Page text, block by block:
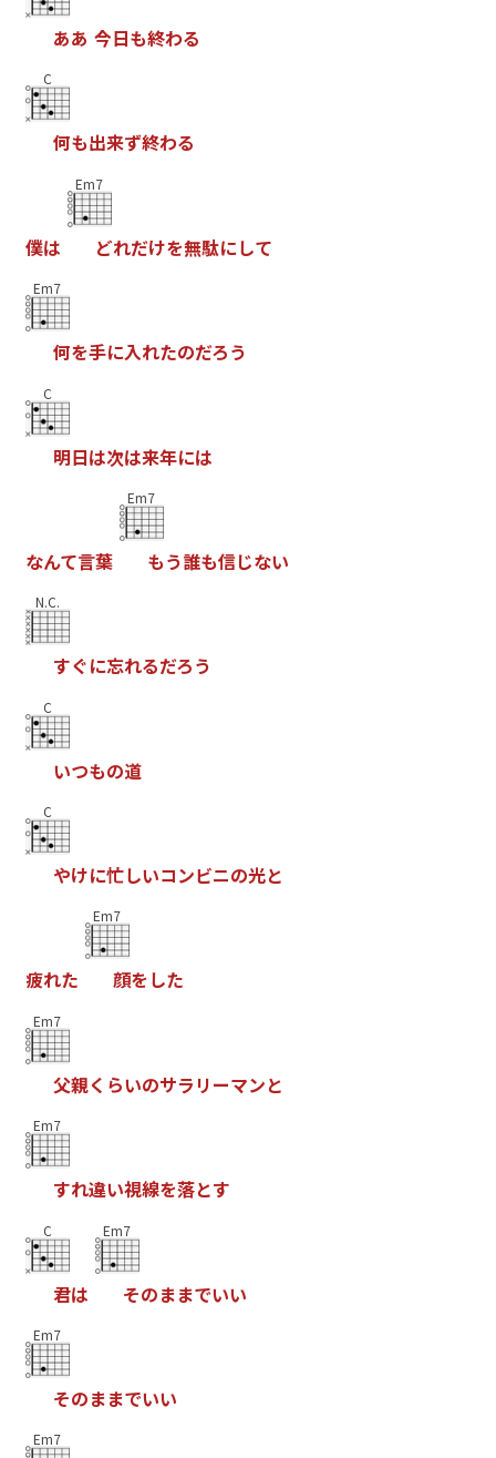
ああ 今日も終わる
C
何も出来ず終わる
僕は
Em7
どれだけを無駄にして
Em7
何を手に入れたのだろう
C
明日は次は来年には
なんて言葉
Em7
もう誰も信じない
N.C.
すぐに忘れるだろう
C
いつもの道
C
やけに忙しいコンビニの光と
疲れた
Em7
顔をした
Em7
父親く らいのサラ リーマンと
Em7
すれ違い視線を落とす
C
君は
Em7
そのままでいい
Em7
そのままでいい
Em7